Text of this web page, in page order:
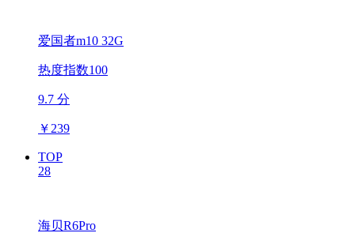
爱国者m10 32G
热度指数100
9.7 分
￥ 239
TOP
28
海贝R6Pro